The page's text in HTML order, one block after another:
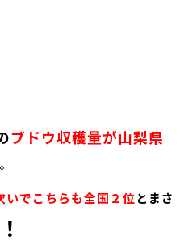
ブドウ収穫量が山梨県
いでこちらも全国２位とまさ